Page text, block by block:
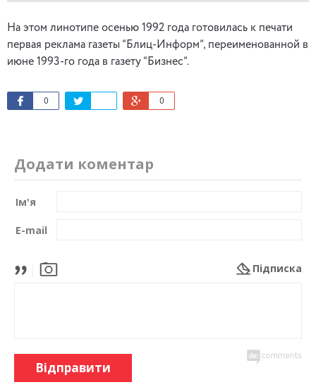
На этом линотипе осенью 1992 года готовилась к печати
первая реклама газеты “Блиц-Информ”, переименованной в
июне 1993-го года в газету “Бизнес”.
0 0
Додати коментар
Ім'я
E-mail
Підписка
Відправити